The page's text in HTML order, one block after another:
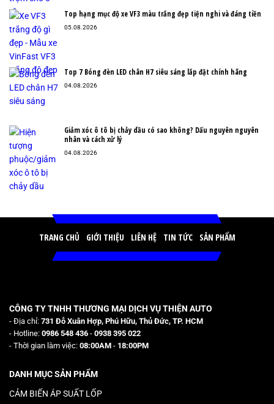
Top hạng mục độ xe VF3 màu trắng đẹp tiện nghi và đáng tiền
05.08.2026
Top 7 Bóng đèn LED chân H7 siêu sáng lắp đặt chính hãng
04.08.2026
Giảm xóc ô tô bị chảy dầu có sao không? Dấu nguyên nguyên
nhân và cách xử lý
04.08.2026
TRANG CHỦ GIỚI THIỆU LIÊN HỆ TIN TỨC SẢN PHẨM
CÔNG TY TNHH THƯƠNG MẠI DỊCH VỤ THIỆN AUTO
- Địa chỉ: 731 Đỗ Xuân Hợp, Phú Hữu, Thủ Đức, TP. HCM
- Hotline: 0986 548 436 - 0938 395 022
- Thời gian làm việc: 08:00AM - 18:00PM
DANH MỤC SẢN PHẨM
CẢM BIẾN ÁP SUẤT LỐP